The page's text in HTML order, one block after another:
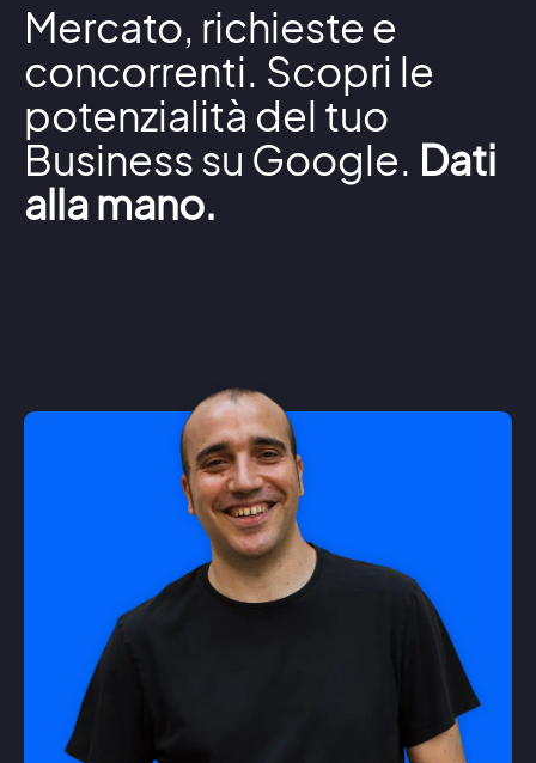
Mercato, richieste e
concorrenti. Scopri le
potenzialità del tuo
Business su Google. Dati
alla mano.